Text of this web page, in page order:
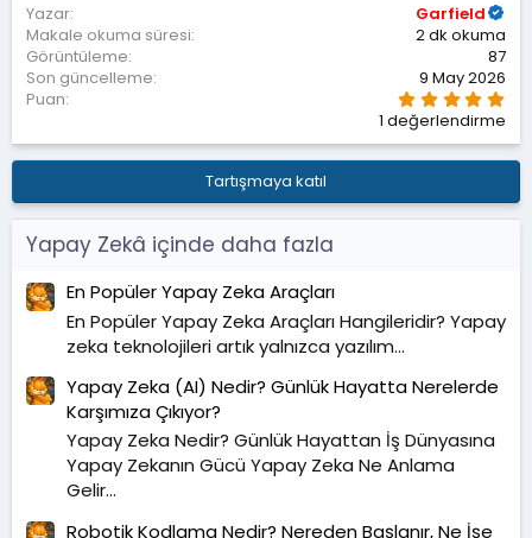
Yazar
Garfield
Makale okuma süresi
2 dk okuma
Görüntüleme
87
Son güncelleme
9 May 2026
Puan
0
y
d
ı
1 değerlendirme
Tartışmaya katıl
Yapay Zekâ içinde daha fazla
En Popüler Yapay Zeka Araçları
En Popüler Yapay Zeka Araçları Hangileridir? Yapay
zeka teknolojileri artık yalnızca yazılım...
Yapay Zeka (AI) Nedir? Günlük Hayatta Nerelerde
Karşımıza Çıkıyor?
Yapay Zeka Nedir? Günlük Hayattan İş Dünyasına
Yapay Zekanın Gücü Yapay Zeka Ne Anlama
Gelir...
Robotik Kodlama Nedir? Nereden Başlanır, Ne İşe